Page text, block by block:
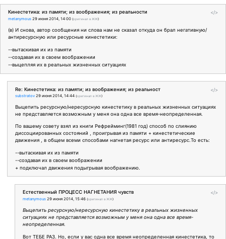
</>
Кинестетика: из памяти; из воображения; из реальности
metanymous 29 июня 2014, 14:00 (оригинал в ЖЖ)
(в) И снова, автор сообщения ни слова нам не сказал откуда он брал негативную/
антиресурсную или ресурсные кинестетики:
--вытаскивая их из памяти
--создавая их в своем воображении
--выцепляя их в реальных жизненных ситуациях
</>
Re: Кинестетика: из памяти; из воображения; из реальност
substratov 29 июня 2014, 14:44 (оригинал в ЖЖ)
Выцепить ресурсную/нересурсную кинестетику в реальных жизненных ситуациях
не представляется возможным у меня она одна все время-неопределенная.
По вашему совету взял из книги Рефрейминг(1981 год) способ по слиянию
диссоциированных состояний , проигрывая из памяти + кинестетические
движения , в общем всеми способами нагнетая ресурс или антиресурс.То есть:
--вытаскивая их из памяти
--создавая их в своем воображении
+ подключал движения подыгрывая воображению.
</>
Естественный ПРОЦЕСС НАГНЕТАНИЯ чувств
metanymous 29 июня 2014, 15:46 (оригинал в ЖЖ)
Выцепить ресурсную/нересурсную кинестетику в реальных жизненных
ситуациях не представляется возможным у меня она одна все время-
неопределенная.
Вот ТЕБЕ РАЗ. Но, если у вас одна все время неопределенная кинестетика, то